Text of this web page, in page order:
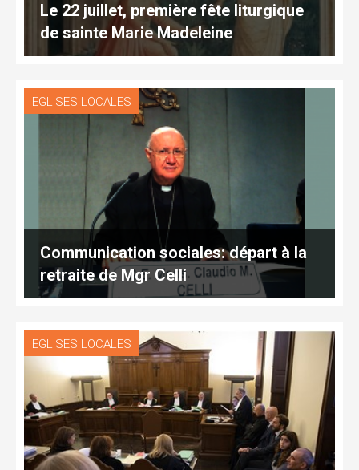
Le 22 juillet, première fête liturgique
de sainte Marie Madeleine
EGLISES LOCALES
Communication sociales: départ à la
retraite de Mgr Celli
EGLISES LOCALES